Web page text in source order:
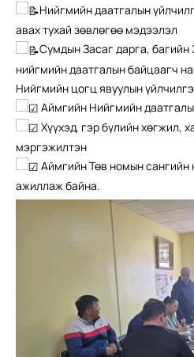
Нийгмийн даатгалын
авах тухай зөвлөгөө мэдээлэл
Сумдын Засаг дарга, багийн
нийгмийн даатгалын байцаагч
Нийгмийн цогц явуулын
Аймгийн Нийгмийн
Хүүхэд, гэр бүлийн хөгжил,
мэргэжилтэн
Аймгийн Төв номын сангийн
ажиллаж байна.